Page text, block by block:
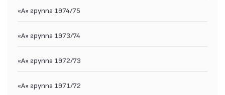
«А» группа 1974/75
«А» группа 1973/74
«А» группа 1972/73
«А» группа 1971/72